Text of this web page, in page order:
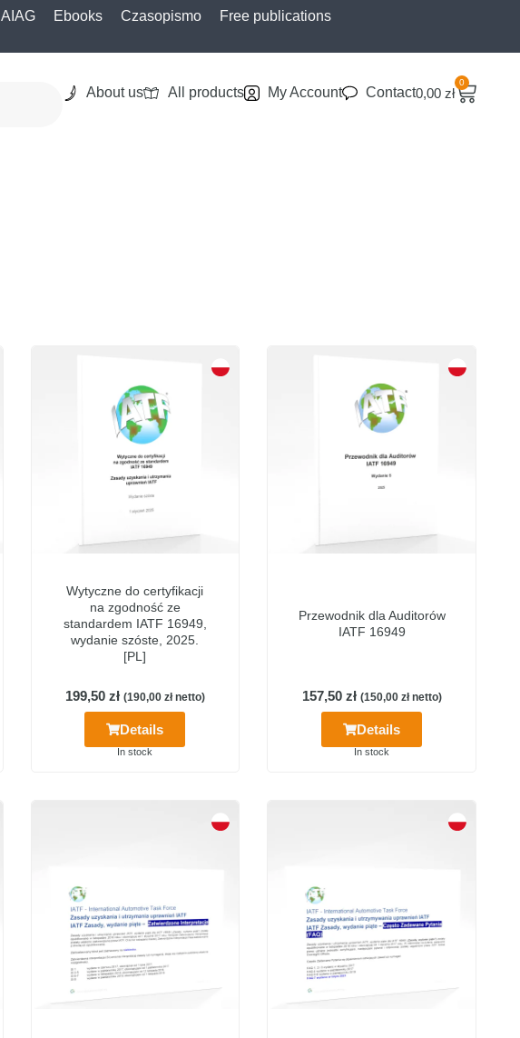
AIAG Ebooks Czasopismo Free publications
About us All products My Account Contact0,00 zł
0
Wytyczne do certyfikacji
na zgodność ze
standardem IATF 16949,
wydanie szóste, 2025.
[PL]
199,50 zł (190,00 złnetto)
Details
In stock
Przewodnik dla Auditorów
IATF 16949
157,50 zł (150,00 złnetto)
Details
In stock